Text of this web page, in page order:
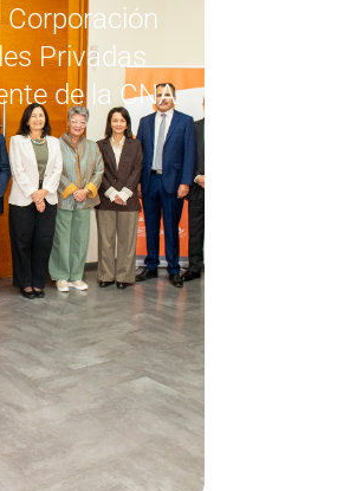
Corporación
Privadas
de la CNA